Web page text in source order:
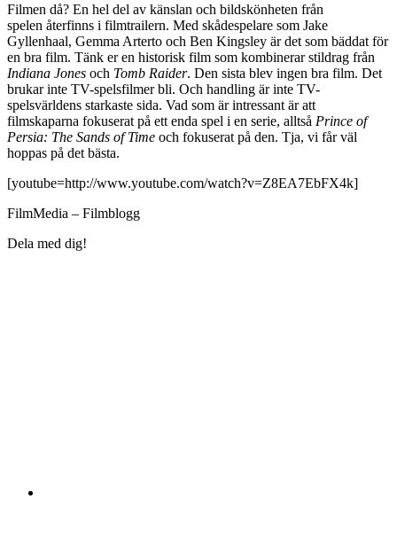
Filmen då? En hel del av känslan och bildskönheten från
spelen återfinns i filmtrailern. Med skådespelare som Jake
Gyllenhaal, Gemma Arterto och Ben Kingsley är det som bäddat för
en bra film. Tänk er en historisk film som kombinerar stildrag från
Indiana Jones och Tomb Raider. Den sista blev ingen bra film. Det
brukar inte TV-spelsfilmer bli. Och handling är inte TV-
spelsvärldens starkaste sida. Vad som är intressant är att
filmskaparna fokuserat på ett enda spel i en serie, alltså Prince of
Persia: The Sands of Time och fokuserat på den. Tja, vi får väl
hoppas på det bästa.
[youtube=http://www.youtube.com/watch?v=Z8EA7EbFX4k]
FilmMedia – Filmblogg
Dela med dig!